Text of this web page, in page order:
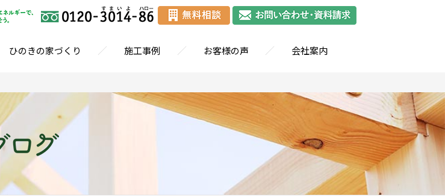
ひのきの家づくり ／ 施工事例 ／ お客様の声 ／ 会社案内